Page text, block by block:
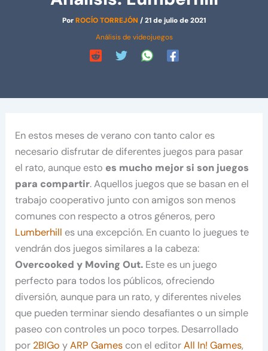
PorROCÍO TORREJÓN /21 de julio de 2021
Análisis de videojuegos
En estos meses de verano con tanto calor es
necesario disfrutar de diferentes juegos para pasar
el rato, aunque esto es mucho mejor si son juegos
para compartir. Aquellos juegos que se basan en el
trabajo cooperativo junto con amigos son menos
comunes con respecto a otros géneros, pero
Lumberhill es una excepción. En cuanto lo juegues te
vendrán dos juegos similares a la cabeza:
Overcooked y Moving Out. Este es un juego
perfecto para todos los públicos, ofreciendo
diversión, aunque para un rato, y diferentes niveles
que pueden terminar siendo desafiantes o un simple
paseo con controles un poco torpes. Desarrollado
por 2BIGo yARP Games con el editorAll In! Games,